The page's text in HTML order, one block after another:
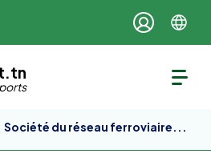
Société du réseau ferroviaire...